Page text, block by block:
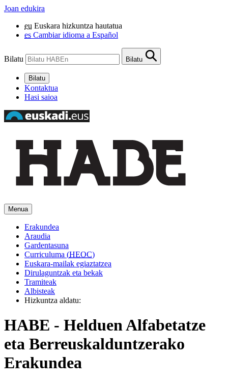
Joan edukira
eu Euskara hizkuntza hautatua
es Cambiar idioma a Español
Bilatu Bilatu
Bilatu
Kontaktua
Hasi saioa
Menua
Erakundea
Araudia
Gardentasuna
Curriculuma (HEOC)
Euskara-mailak egiaztatzea
Dirulaguntzak eta bekak
Tramiteak
Albisteak
Hizkuntza aldatu:
HABE - Helduen Alfabetatze
eta Berreuskalduntzerako
Erakundea